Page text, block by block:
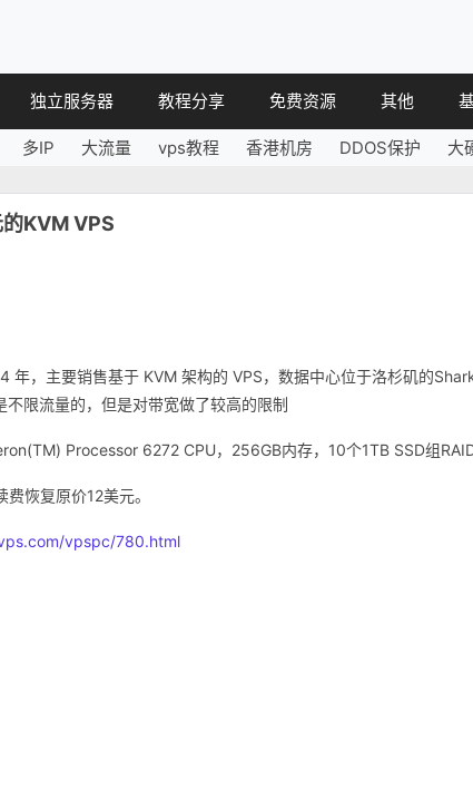
独立服务器 教程分享
VPS教程
免费资源
免费空间
其他
简讯
多IP 大流量 vps教程 香港机房 DDOS保护 大
KVM VPS
年，主要销售基于 KVM 架构的 VPS，数据中心位于洛杉矶的
限流量的，但是对带宽做了较高的限制
Processor 6272 CPU，256GB内存，10个1TB SSD组
恢复原价12美元。
vpspc/780.html